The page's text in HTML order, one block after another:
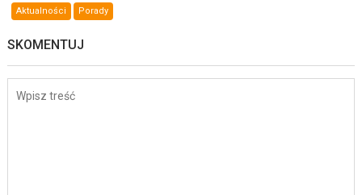
Aktualności Porady
SKOMENTUJ